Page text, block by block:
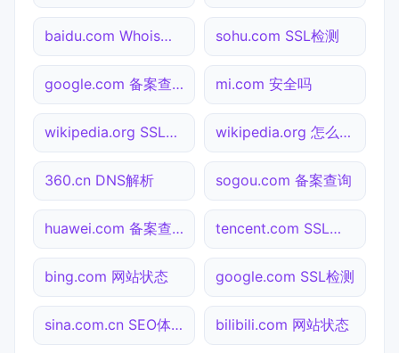
baidu.com Whois查询 sohu.com SSL检测
google.com 备案查询 mi.com 安全吗
wikipedia.org SSL检测 wikipedia.org 怎么进入
360.cn DNS解析 sogou.com 备案查询
huawei.com 备案查询 tencent.com SSL检测
bing.com 网站状态 google.com SSL检测
sina.com.cn SEO体检 bilibili.com 网站状态